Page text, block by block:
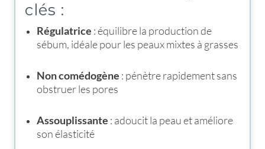
clés :
Régulatrice : équilibre la production de
sébum, idéale pour les peaux mixtes à grasses
Non comédogène : pénètre rapidement sans
obstruer les pores
Assouplissante : adoucit la peau et améliore
son élasticité